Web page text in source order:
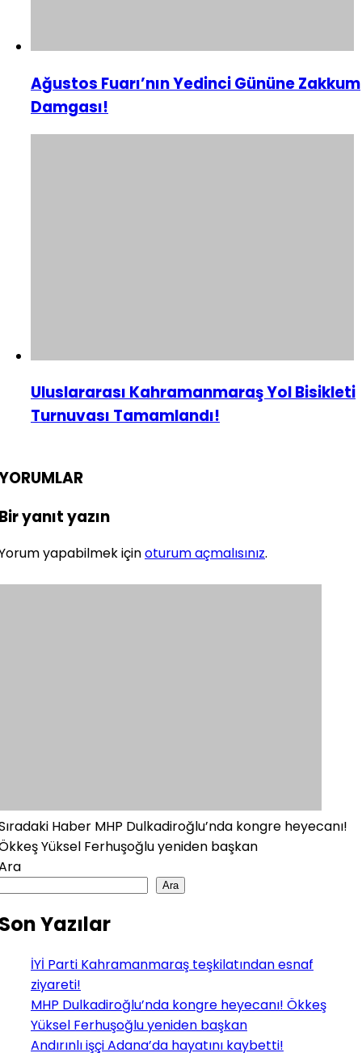
Ağustos Fuarı’nın Yedinci Gününe Zakkum
Damgası!
Uluslararası Kahramanmaraş Yol Bisikleti
Turnuvası Tamamlandı!
yanıt yazın
yapabilmek içinoturum açmalısınız.
Haber MHP Dulkadiroğlu’nda kongre heyecanı!
Yüksel Ferhuşoğlu yeniden başkan
Ara
Yazılar
İYİ Parti Kahramanmaraş teşkilatından esnaf
ziyareti!
MHP Dulkadiroğlu’nda kongre heyecanı! Ökkeş
Yüksel Ferhuşoğlu yeniden başkan
Andırınlı işçi Adana’da hayatını kaybetti!